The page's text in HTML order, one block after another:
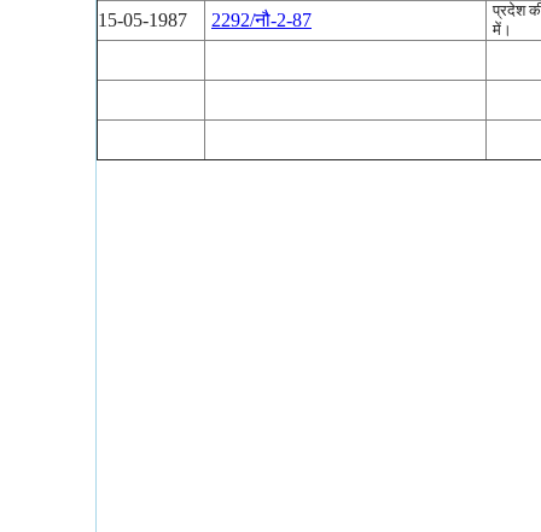
15-05-1987 2292/नौ-2-87
प्रदेश
में।